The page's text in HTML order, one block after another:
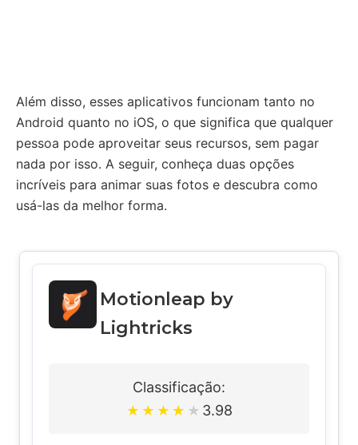
Além disso, esses aplicativos funcionam tanto no
Android quanto no iOS, o que significa que qualquer
pessoa pode aproveitar seus recursos, sem pagar
nada por isso. A seguir, conheça duas opções
incríveis para animar suas fotos e descubra como
usá-las da melhor forma.
Motionleap by
Lightricks
Classificação:
★ ★ ★ ★ ★ 3.98